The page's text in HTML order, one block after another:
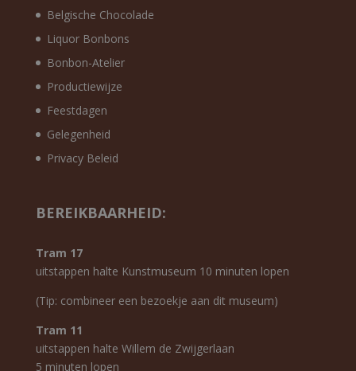
Belgische Chocolade
Liquor Bonbons
Bonbon-Atelier
Productiewijze
Feestdagen
Gelegenheid
Privacy Beleid
BEREIKBAARHEID:
Tram 17
uitstappen halte Kunstmuseum 10 minuten lopen
(Tip: combineer een bezoekje aan dit museum)
Tram 11
uitstappen halte Willem de Zwijgerlaan
5 minuten lopen